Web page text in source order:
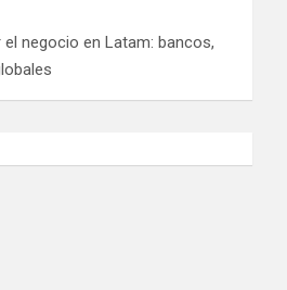
negocio en Latam: bancos,